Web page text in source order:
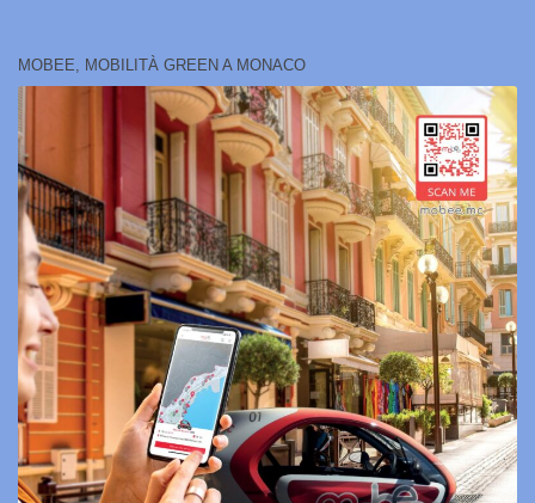
MOBEE, MOBILITÀ GREEN A MONACO